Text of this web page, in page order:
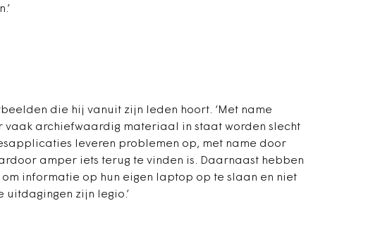
die hij vanuit zijn leden hoort. ‘Met name
vaak archiefwaardig materiaal in staat worden slecht
leveren problemen op, met name door
amper iets terug te vinden is. Daarnaast hebben
om informatie op hun eigen laptop op te slaan en niet
uitdagingen zijn legio.’